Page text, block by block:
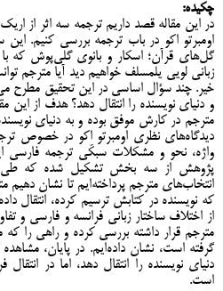
چکیده:
در این مقاله قصد داریم ترجمه سه اثر از
اومبرتو اکو در باب ترجمه بررسی کنیم. این
گل‌های قرآن؛ اسکار و بانوی گلی‌پوش که
زبانی لویی یلمسلف خواهیم دید آیا مترجم
خیر. چند سؤال اساسی در این تحقیق مطرح
و دنیای نویسنده را انتقال دهد؟ هدف از اين
مترجم در كارش موفق بوده و به دنياي
دیدگاه‌های نظری اومبرتو اِکو در خصوص
واژه، نحو و مشکلات سبکی ترجمه فارسی
پژوهش از سه بخش تشکیل شده که طی
انتخاب‌های مترجم پرداخته‌ایم تا نشان دهیم
که نویسنده در کتابش ترسیم کرده، انتقال
از اختلاف ساختار زبانی فرانسه و فارسی و
مترجم قرار داشته بررسی کرده و راهی را
گرفته است، نشان داده‌ایم. در پایان،
دنیای نویسنده را انتقال دهد، اما در
است.